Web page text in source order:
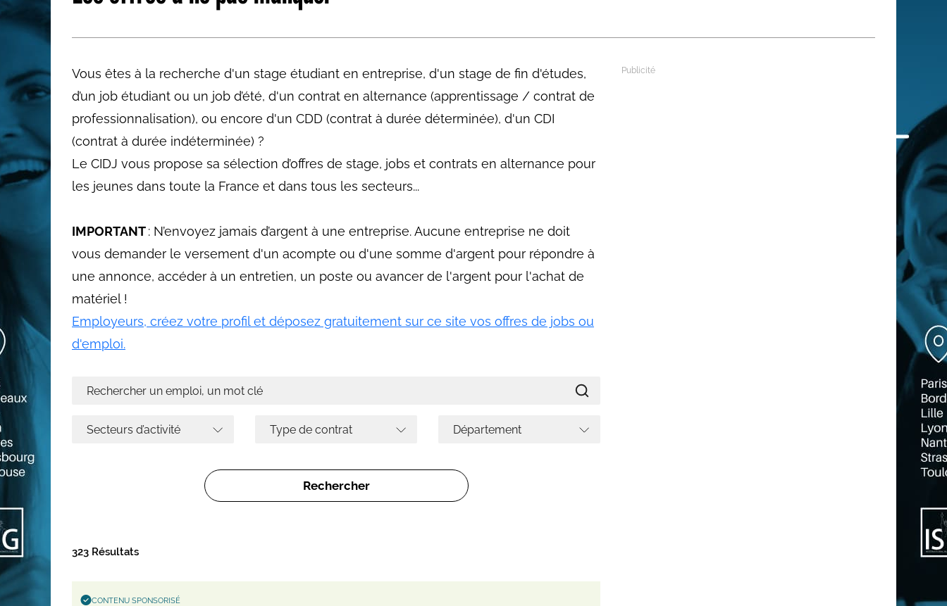
Les écoles se présentent
Avec nos focus diplômes
Ses démarches
Découvrir le monde
Vous êtes à la recherche d'un stage étudiant en entreprise, d'un stage de fin d'études,
d’un job étudiant ou un job d’été, d'un contrat en alternance (apprentissage / contrat de
professionnalisation), ou encore d'un CDD (contrat à durée déterminée), d'un CDI
(contrat à durée indéterminée) ?
Le CIDJ vous propose sa sélection d’offres de stage, jobs et contrats en alternance pour
les jeunes dans toute la France et dans tous les secteurs...
IMPORTANT: N’envoyez jamais d’argent à une entreprise. Aucune entreprise ne doit
vous demander le versement d'un acompte ou d'une somme d'argent pour répondre à
une annonce, accéder à un entretien, un poste ou avancer de l'argent pour l'achat de
matériel !
Employeurs, créez votre profil et déposez gratuitement sur ce site vos offres de jobs ou
d'emploi.
323 Résultats
CONTENU SPONSORISÉ